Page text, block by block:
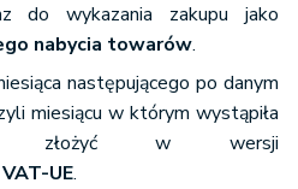
do wykazania zakupu jako
nabycia towarów.
następującego po danym
miesiącu w którym wystąpiła
złożyć w wersji
UE.